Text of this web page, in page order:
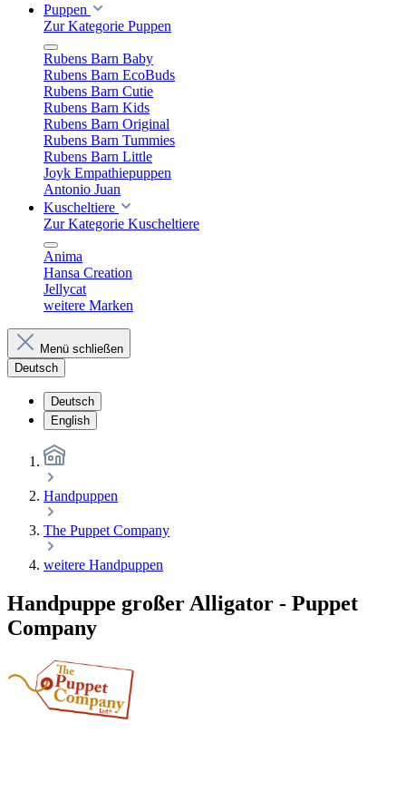
Puppen
Zur Kategorie Puppen
Rubens Barn Baby
Rubens Barn EcoBuds
Rubens Barn Cutie
Rubens Barn Kids
Rubens Barn Original
Rubens Barn Tummies
Rubens Barn Little
Joyk Empathiepuppen
Antonio Juan
Kuscheltiere
Zur Kategorie Kuscheltiere
Anima
Hansa Creation
Jellycat
weitere Marken
Menü schließen
Deutsch
Deutsch
English
Handpuppen
The Puppet Company
weitere Handpuppen
Handpuppe großer Alligator - Puppet
Company